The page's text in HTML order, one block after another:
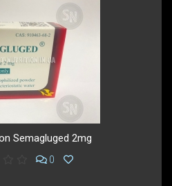
Semagluged 2mg
0